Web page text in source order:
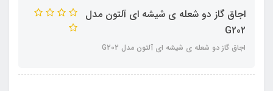
اجاق گاز دو شعله ی شیشه ای آلتون مدل
G202
اجاق گاز دو شعله ی شیشه ای آلتون مدل G202